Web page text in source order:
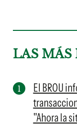
LAS MÁS
El BROU
"Ahora la